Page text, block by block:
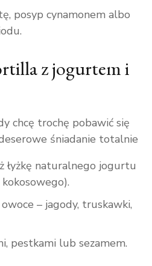
posyp cynamonem albo
z jogurtem i
chcę trochę pobawić się
śniadanie totalnie
łyżkę naturalnego jogurtu
– jagody, truskawki,
pestkami lub sezamem.